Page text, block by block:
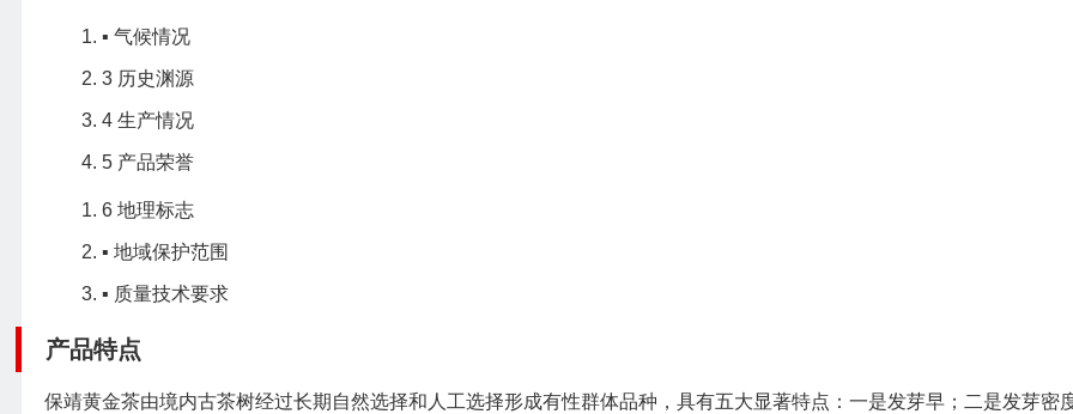
▪ 气候情况
3 历史渊源
4 生产情况
5 产品荣誉
6 地理标志
▪ 地域保护范围
▪ 质量技术要求
产品特点
保靖黄金茶由境内古茶树经过长期自然选择和人工选择形成有性群体品种，具有五大显著特点：一是发芽早；二是发芽密